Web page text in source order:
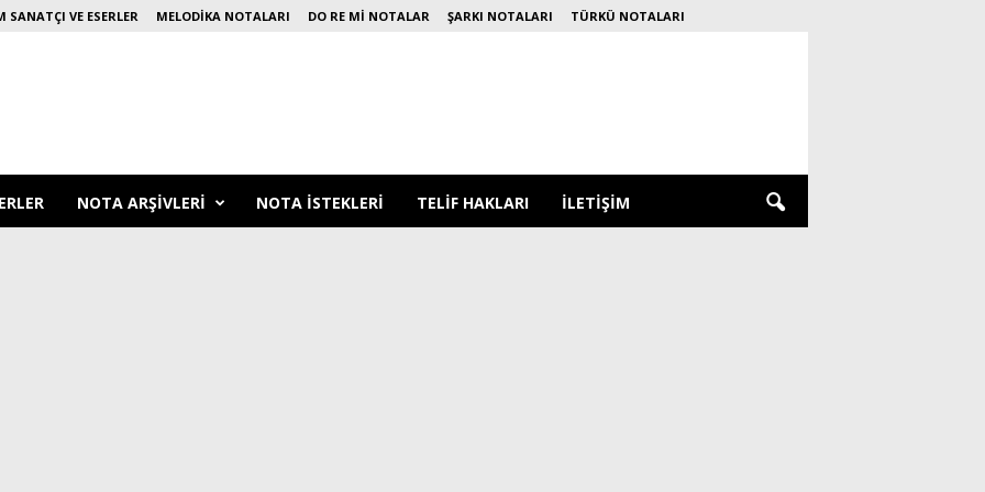
SANATÇI VE ESERLER MELODIKA NOTALARI DO RE MI NOTALAR ŞARKI NOTALARI TÜRKÜ NOTALARI
NOTA ARŞIVLERI NOTA ISTEKLERI TELIF HAKLARI İLETIŞIM